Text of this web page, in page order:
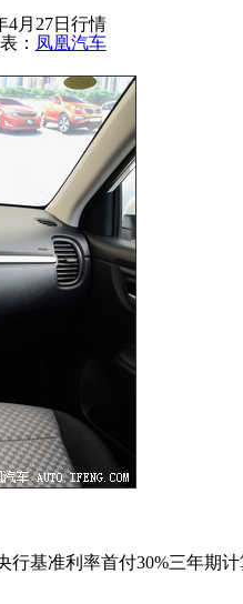
4月27日行情
： 凤凰汽车
基准利率首付30%三年期